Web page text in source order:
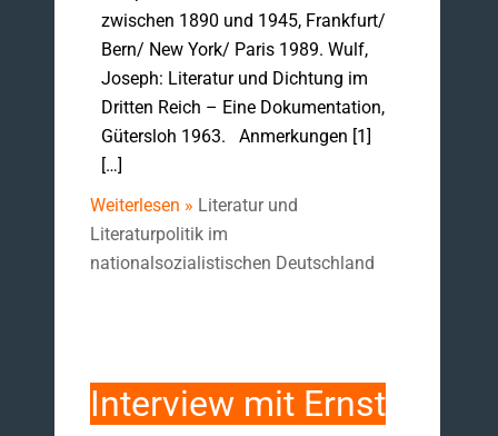
zwischen 1890 und 1945, Frankfurt/
Bern/ New York/ Paris 1989. Wulf,
Joseph: Literatur und Dichtung im
Dritten Reich – Eine Dokumentation,
Gütersloh 1963. Anmerkungen [1]
[…]
Weiterlesen » Literatur und
Literaturpolitik im
nationalsozialistischen Deutschland
Interview mit Ernst